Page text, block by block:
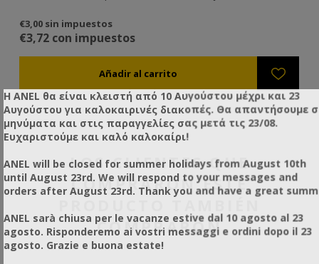
€3,00 sin impuestos
€3,72 con impuestos
LOS CLIENTES QUE
COMPRARON ESTE
COMPRARON
Η ANEL θα είναι κλειστή από 10 Αυγούστου μέχρι και 23
Αυγούστου για καλοκαιρινές διακοπές. Θα απαντήσουμε
μηνύματα και στις παραγγελίες σας μετά τις 23/08.
Ευχαριστούμε και καλό καλοκαίρι!
ANEL will be closed for summer holidays from August 10th
until August 23rd. We will respond to your messages and
orders after August 23rd. Thank you and have a great
ANEL sarà chiusa per le vacanze estive dal 10 agosto al 23
agosto. Risponderemo ai vostri messaggi e ordini dopo il 23
agosto. Grazie e buona estate!